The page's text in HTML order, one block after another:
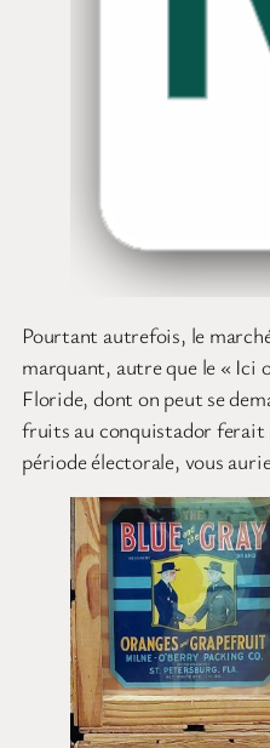
Pourtant autrefois, le
marquant, autre que le « Ici
Floride, dont on peut se
fruits au conquistador ferait
période électorale, vous